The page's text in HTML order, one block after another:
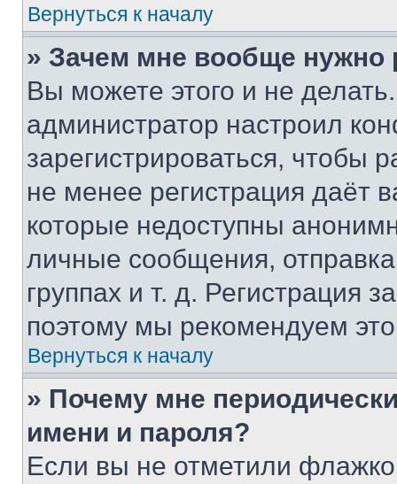
Вернуться к началу
» Зачем мне вообще нужно
Вы можете этого и не
администратор настроил
зарегистрироваться, чтобы
не менее регистрация даёт
которые недоступны
личные сообщения,
группах и т. д. Регистрация
поэтому мы рекомендуем
Вернуться к началу
» Почему мне
имени и пароля?
Если вы не отметили